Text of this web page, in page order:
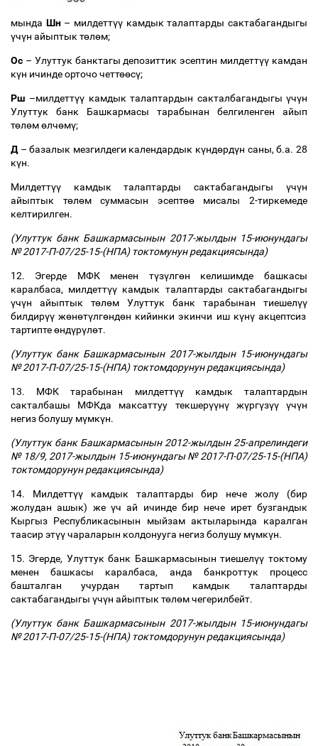
мында Шн – милдеттүү камдык талаптарды сактабагандыгы
үчүн айыптык төлөм;
Ос – Улуттук банктагы депозиттик эсептин милдеттүү камдан
күн ичинде орточо четтөөсү;
Рш –милдеттүү камдык талаптардын сакталбагандыгыүчүн
Улуттук банк Башкармасы тарабынан белгиленген айып
төлөмөлчөмү;
Д – базалык мезгилдеги календардык күндөрдүн саны, б.а. 28
күн.
Милдеттүү камдык талаптарды сактабагандыгы үчүн
айыптык төлөм суммасын эсептөөмисалы 2-тиркемеде
келтирилген.
(Улуттук банк Башкармасынын 2017-жылдын 15-июнундагы
№ 2017-П-07/25-15-(НПА) токтомунун редакциясында)
12. Эгерде МФК менен түзүлгөн келишимде башкасы
каралбаса, милдеттүү камдык талаптарды сактабагандыгы
үчүн айыптык төлөм Улуттук банк тарабынан тиешелүү
билдирүү жөнөтүлгөндөн кийинки экинчи иш күнүакцептсиз
тартиптеөндүрүлөт.
(Улуттук банк Башкармасынын 2017-жылдын 15-июнундагы
№ 2017-П-07/25-15-(НПА) токтомдорунун редакциясында)
13. МФК тарабынан милдеттүүкамдык талаптардын
сакталбашы МФКда максаттуу текшерүүнүжүргүзүү үчүн
негиз болушу мүмкүн.
(Улуттук банк Башкармасынын 2012-жылдын 25-апрелиндеги
№ 18/9, 2017-жылдын 15-июнундагы № 2017-П-07/25-15-(НПА)
токтомдорунун редакциясында)
14. Милдеттүүкамдык талаптарды бир нече жолу (бир
жолудан ашык) же үч ай ичинде бир нече ирет бузгандык
Кыргыз Республикасынын мыйзам актыларында каралган
таасир этүүчараларын колдонууга негиз болушу мүмкүн.
15. Эгерде, Улуттук банк Башкармасынын тиешелүү токтому
менен башкасы каралбаса, анда банкроттук процесс
башталган учурдан тартып камдык талаптарды
сактабагандыгы үчүн айыптык төлөм чегерилбейт.
(Улуттук банк Башкармасынын 2017-жылдын 15-июнундагы
№ 2017-П-07/25-15-(НПА) токтомдорунун редакциясында)